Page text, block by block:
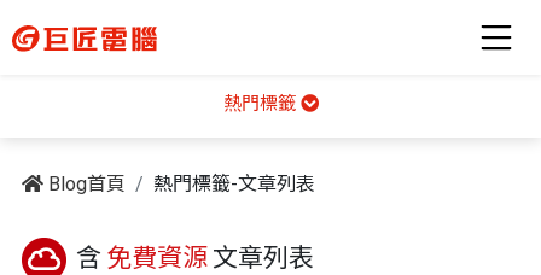
熱門標籤
Blog首頁 熱門標籤-文章列表
含 免費資源 文章列表